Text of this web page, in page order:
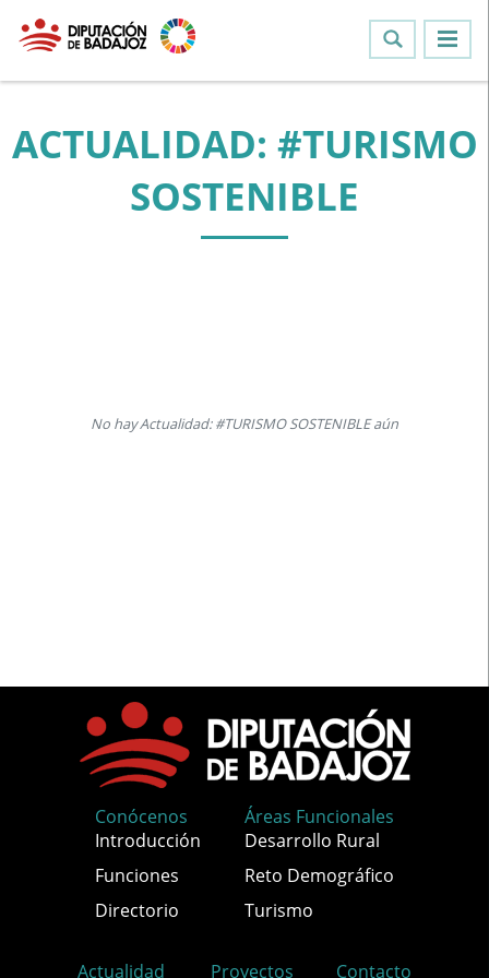
ACTUALIDAD: #TURISMO
SOSTENIBLE
No hay Actualidad: #TURISMO SOSTENIBLE aún
Conócenos
Introducción
Funciones
Directorio
Áreas Funcionales
Desarrollo Rural
Reto Demográfico
Turismo
Actualidad Proyectos Contacto